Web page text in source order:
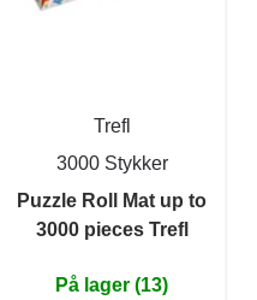
Trefl
3000 Stykker
Puzzle Roll Mat up to
3000 pieces Trefl
På lager (13)